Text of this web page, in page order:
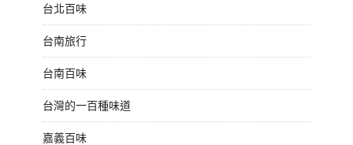
台北百味
台南旅行
台南百味
台灣的一百種味道
嘉義百味